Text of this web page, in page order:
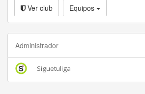
Ver club Equipos
Administrador
Siguetuliga